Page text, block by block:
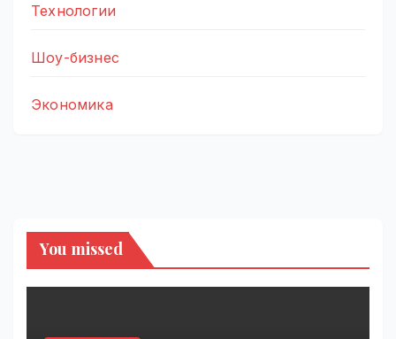
Технологии
Шоу-бизнес
Экономика
You missed